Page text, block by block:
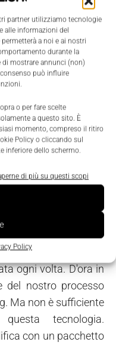
partner utilizziamo tecnologie
alle informazioni del
a noi e ai nostri
durante la
mostrare annunci (non)
può influire
o per fare scelte
a questo sito. È
momento, compreso il ritiro
Policy o cliccando sul
inferiore dello schermo.
di più su questi scopi
Policy
con architetture
all'interno delle
management.
machine sono
terminal service,
sui progetti in ogni
gestendo i
tempo e
“Il supporto alla
un cambiamento
verranno gestite le
Foxboro and
tecnologia di
ogni volta. D'ora in
del nostro processo
Ma non è sufficiente
questa tecnologia.
con un pacchetto